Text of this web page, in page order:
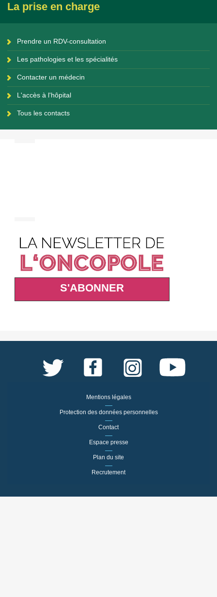
La prise en charge
Prendre un RDV-consultation
Les pathologies et les spécialités
Contacter un médecin
L'accès à l'hôpital
Tous les contacts
S'ABONNER
Mentions légales
Protection des données personnelles
Contact
Espace presse
Plan du site
Recrutement